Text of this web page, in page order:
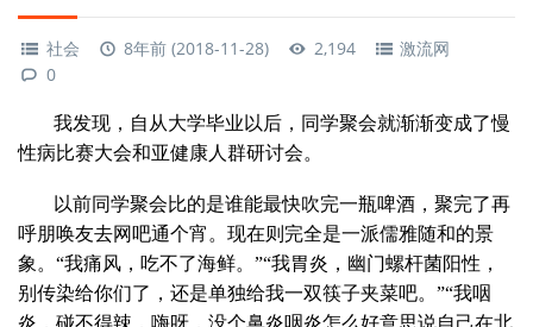
社会 8年前 (2018-11-28) 2,194
激流网
0
我发现，自从大学毕业以后，同学聚会就渐渐变成了慢
性病比赛大会和亚健康人群研讨会。
以前同学聚会比的是谁能最快吹完一瓶啤酒，聚完了再
呼朋唤友去网吧通个宵。现在则完全是一派儒雅随和的景
象。“我痛风，吃不了海鲜。”“我胃炎，幽门螺杆菌阳性，
别传染给你们了，还是单独给我一双筷子夹菜吧。”“我咽
炎，碰不得辣，嗨呀，没个鼻炎咽炎怎么好意思说自己在北